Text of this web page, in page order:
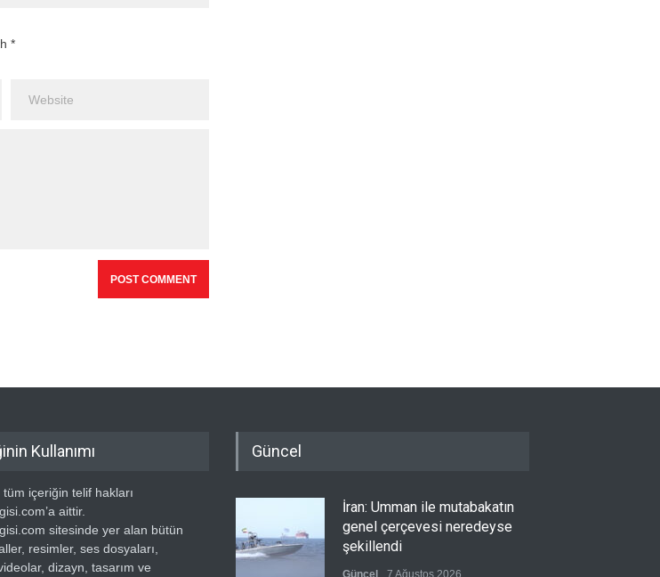
*
Kullanımı
içeriğin telif hakları
aittir.
sitesinde yer alan bütün
resimler, ses dosyaları,
dizayn, tasarım ve
Güncel
İran: Umman ile mutabakatın
genel çerçevesi neredeyse
şekillendi
Güncel 7 Ağustos 2026